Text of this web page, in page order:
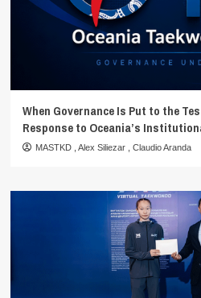
When Governance Is Put to the
Response to Oceania’s
MASTKD , Alex Siliezar , Claudio Aranda